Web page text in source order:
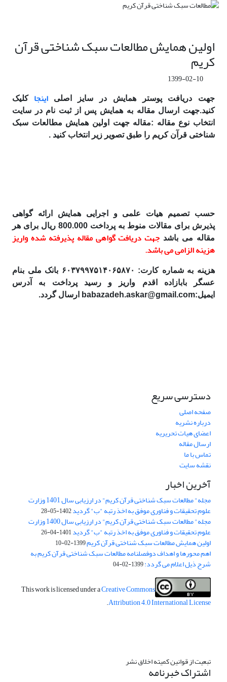
اولین همایش مطالعات سبک شناختی قرآن
کریم
1399-02-10
جهت دریافت پوستر همایش در سایز اصلی اینجاکلیک
کنید.جهت ارسال مقاله به همایش پس از ثبت نام در سایت
انتخاب نوع مقاله :مقاله جهت اولین همایش مطالعات سبک
شناختی قرآن کریم را طبق تصویر زیر انتخاب کنید .
حسب تصمیم هیات علمی و اجرایی همایش ارائه گواهی
پذیرش برای مقالات منوط به پرداخت 800.000 ریال برای هر
مقاله می باشد جهت دریافت گواهی مقاله پذیرفته شده واریز
هزینه الزامی می باشد.
هزینه به شماره کارت: ۶۰۳۷۹۹۷۵۱۴۰۶۵۸۷۰ بانک ملی بنام
عسگر بابازاده اقدم واریز و رسید پرداخت به آدرس
ایمیل:babazadeh.askar@gmail.com ارسال گردد.
دسترسی سریع
صفحه اصلی
درباره نشریه
اعضای هیات تحریریه
ارسال مقاله
تماس با ما
نقشه سایت
آخرین اخبار
مجله" مطالعات سبک شناختی قرآن کریم" در ارزیابی سال 1401 وزارت
علوم تحقیقات و فناوری موفق به اخذ رتبه "ب" گردید1402-05-28
مجله" مطالعات سبک شناختی قرآن کریم" در ارزیابی سال 1400 وزارت
علوم تحقیقات و فناوری موفق به اخذ رتبه "ب" گردید1401-04-26
اولین همایش مطالعات سبک شناختی قرآن کریم1399-02-10
اهم محورها و اهداف دوفصلنامه مطالعات سبک شناختی قرآن کریم به
شرح ذیل اعلام می گردد:1399-02-04
This work is licensed under aCreative Commons
Attribution 4.0 International License
.
تبعیت از قوانین کمیته اخلاق نشر
اشتراک خبرنامه